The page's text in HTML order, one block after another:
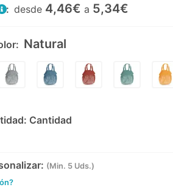
: desde 4,46€ a 5,34€
Natural
Cantidad
(Min. 5 Uds.)